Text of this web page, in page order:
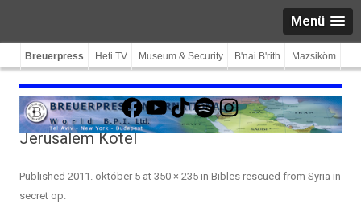
Menü
Breuerpress Heti TV Museum & Security B'nai B'rith Mazsiköm
Facebook
YouTube
TikTokSpotifyInstagram
Jerusalem Kotel
Published 2011. október 5 at 350 × 235 in Bibles rescued from Syria in
secret op.